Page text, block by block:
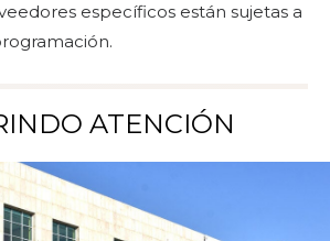
específicos están sujetas a
ATENCIÓN